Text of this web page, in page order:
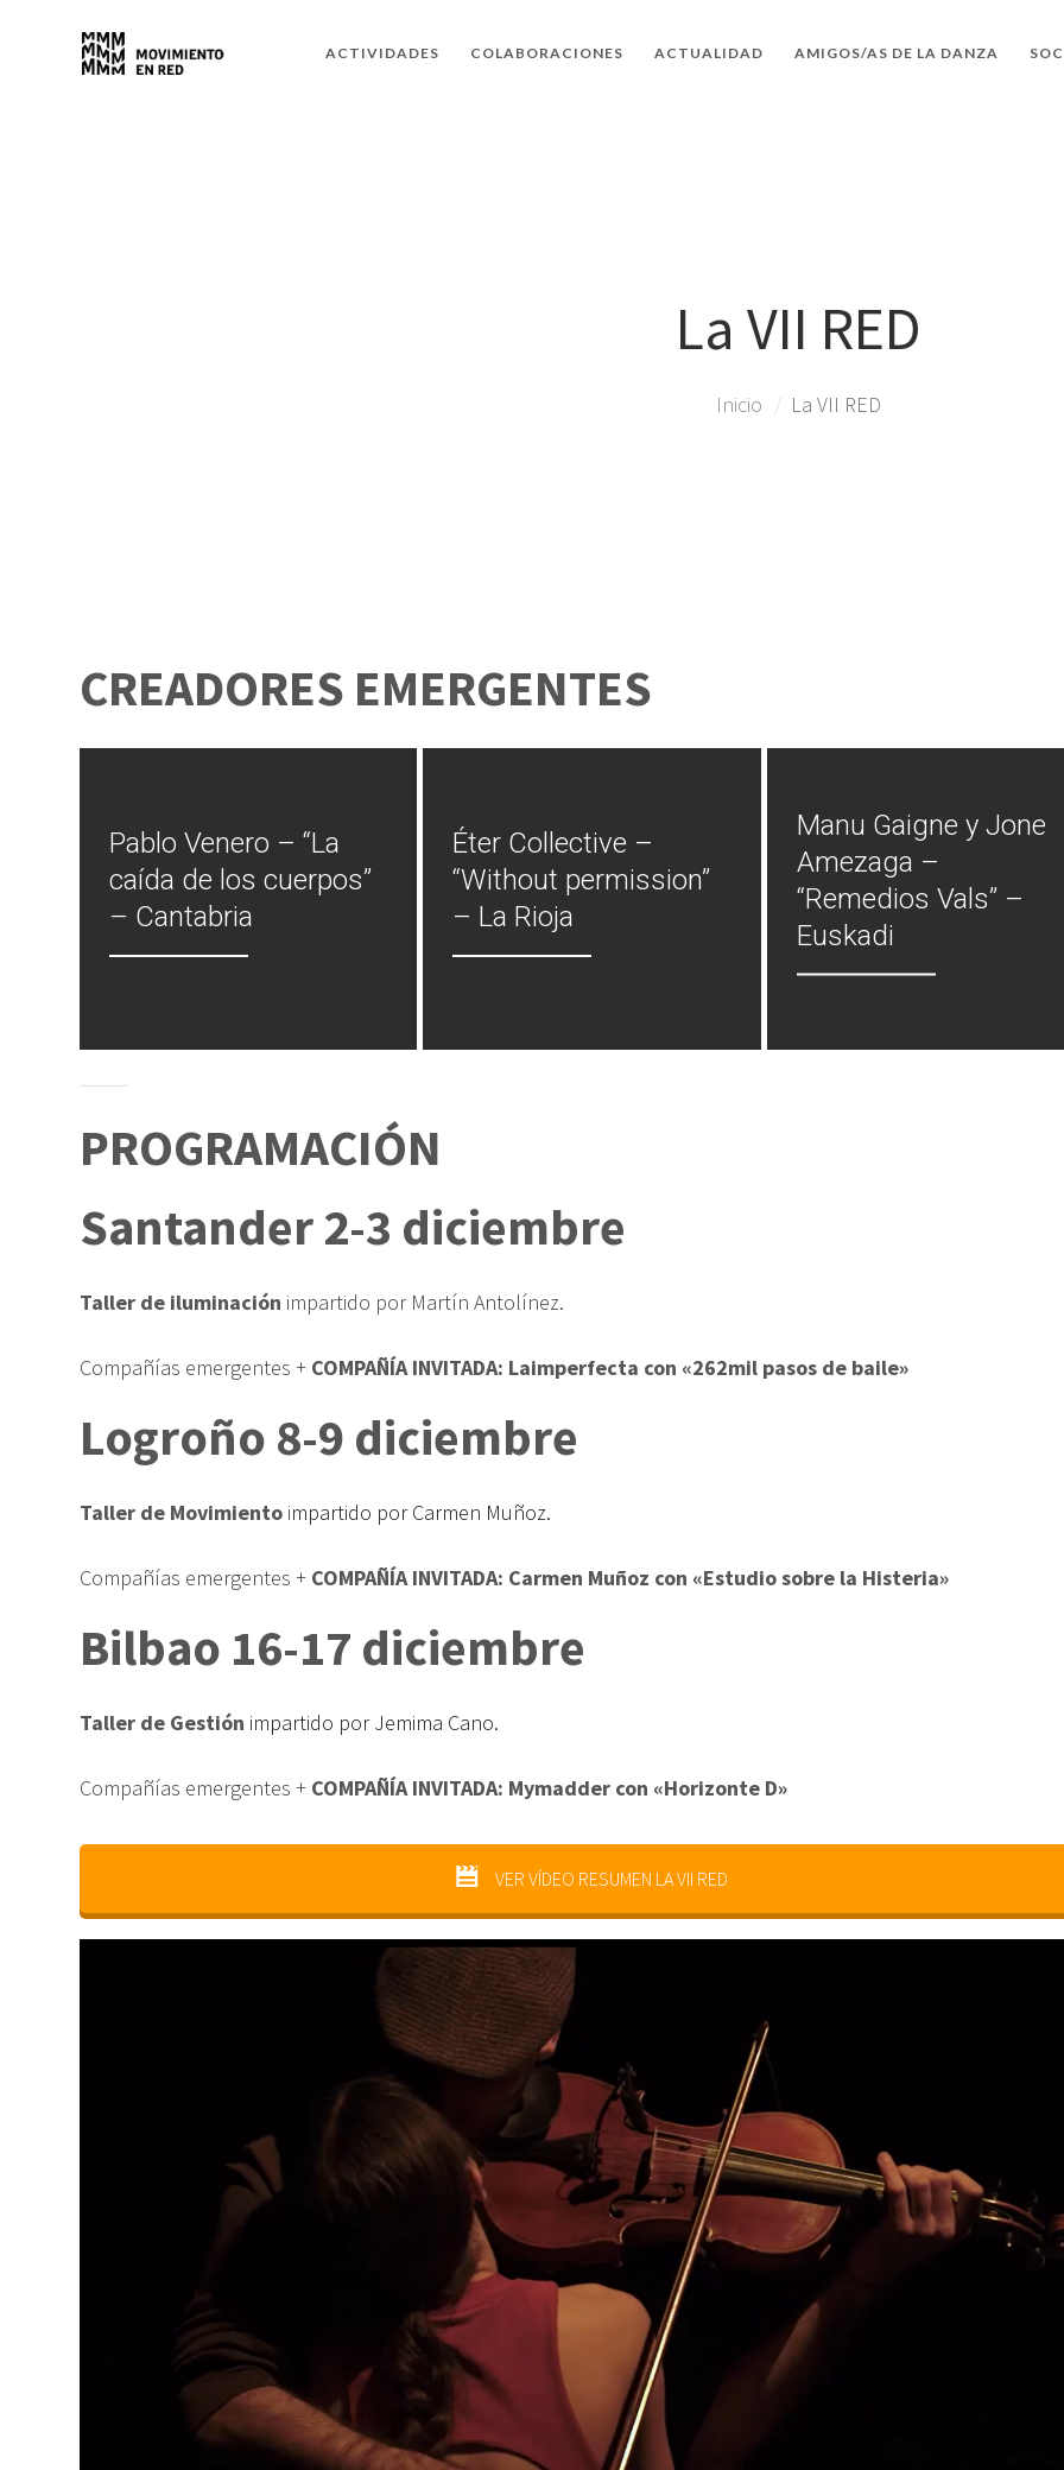
ACTIVIDADES COLABORACIONES ACTUALIDAD AMIGOS/AS DE LA DANZA
La VII RED
Inicio La VII RED
CREADORES EMERGENTES
Pablo Venero – “La
caída de los cuerpos”
– Cantabria
Éter Collective –
“Without permission”
– La Rioja
Manu Gaigne y Jone
Amezaga –
“Remedios Vals” –
Euskadi
PROGRAMACIÓN
Santander 2-3 diciembre
Taller de iluminación impartido por Martín Antolínez.
Compañías emergentes + COMPAÑÍA INVITADA: Laimperfecta con «262mil pasos de baile»
Logroño 8-9 diciembre
Taller de Movimiento impartido por Carmen Muñoz.
Compañías emergentes + COMPAÑÍA INVITADA: Carmen Muñoz con «Estudio sobre la Histeria»
Bilbao 16-17 diciembre
Taller de Gestión impartido por Jemima Cano.
Compañías emergentes + COMPAÑÍA INVITADA: Mymadder con «Horizonte D»
VER VÍDEO RESUMEN LA VII RED